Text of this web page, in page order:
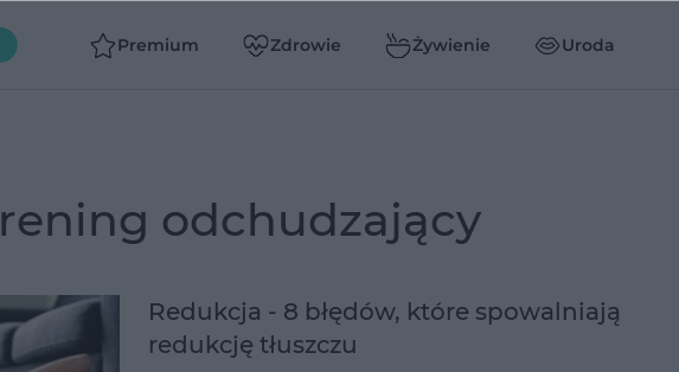
Premium Zdrowie Żywienie Uroda
trening odchudzający
Redukcja - 8 błędów, które spowalniają
redukcję tłuszczu